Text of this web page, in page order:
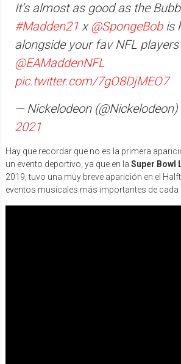
It’s almost as good as the
#Madden21x@SpongeBobis
alongside your fav NFL
@EAMaddenNFL
pic.twitter.com/7gO8DjMEO7
— Nickelodeon (@Nickelodeon)
2021
Hay que recordar que no es la primera
un evento deportivo, ya que en la Super Bowl
2019, tuvo una muy breve aparición en el
eventos musicales más importantes de cada